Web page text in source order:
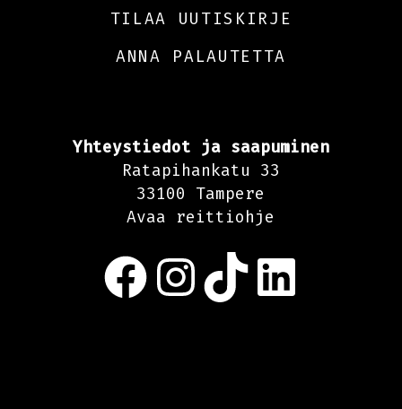
TILAA UUTISKIRJE
ANNA PALAUTETTA
Yhteystiedot ja saapuminen
Ratapihankatu 33
33100 Tampere
Avaa reittiohje
FacebookInstagram
TikTokLinkedIn